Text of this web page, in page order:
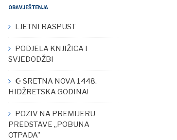
OBAVJEŠTENJA
LJETNI RASPUST
PODJELA KNJIŽICA I
SVJEDODŽBI
☪︎ SRETNA NOVA 1448.
HIDŽRETSKA GODINA!
POZIV NA PREMIJERU
PREDSTAVE „POBUNA
OTPADA”